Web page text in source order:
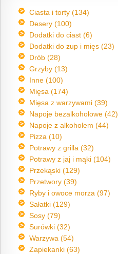
Ciasta i torty (134)
Desery (100)
Dodatki do ciast (6)
Dodatki do zup i mięs (23)
Drób (28)
Grzyby (13)
Inne (100)
Mięsa (174)
Mięsa z warzywami (39)
Napoje bezalkoholowe (42)
Napoje z alkoholem (44)
Pizza (10)
Potrawy z grilla (32)
Potrawy z jaj i mąki (104)
Przekąski (129)
Przetwory (39)
Ryby i owoce morza (97)
Sałatki (129)
Sosy (79)
Surówki (32)
Warzywa (54)
Zapiekanki (63)